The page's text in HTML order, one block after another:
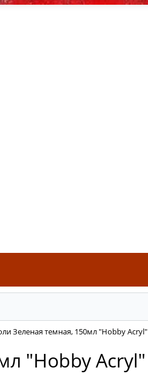
Зеленая темная, 150мл "Hobby Acryl"
"Hobby Acryl"